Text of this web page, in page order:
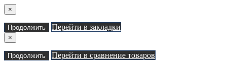
×
Продолжить Перейти в закладки
×
Продолжить Перейти в сравнение товаров